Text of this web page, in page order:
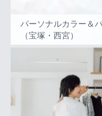
パーソナルカラー＆
（宝塚・西宮）